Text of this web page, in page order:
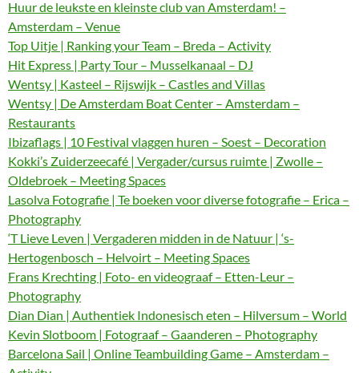
Huur de leukste en kleinste club van Amsterdam! –
Amsterdam – Venue
Top Uitje | Ranking your Team – Breda – Activity
Hit Express | Party Tour – Musselkanaal – DJ
Wentsy | Kasteel – Rijswijk – Castles and Villas
Wentsy | De Amsterdam Boat Center – Amsterdam –
Restaurants
Ibizaflags | 10 Festival vlaggen huren – Soest – Decoration
Kokki’s Zuiderzeecafé | Vergader/cursus ruimte | Zwolle –
Oldebroek – Meeting Spaces
Lasolva Fotografie | Te boeken voor diverse fotografie – Erica –
Photography
‘T Lieve Leven | Vergaderen midden in de Natuur | ‘s-
Hertogenbosch – Helvoirt – Meeting Spaces
Frans Krechting | Foto- en videograaf – Etten-Leur –
Photography
Dian Dian | Authentiek Indonesisch eten – Hilversum – World
Kevin Slotboom | Fotograaf – Gaanderen – Photography
Barcelona Sail | Online Teambuilding Game – Amsterdam –